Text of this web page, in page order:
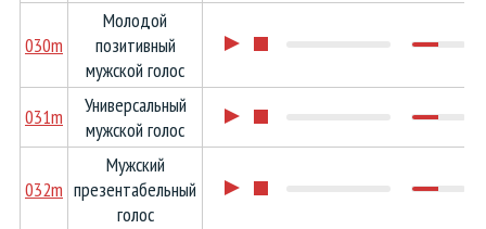
030m
Молодой
позитивный
мужской голос
031m
Универсальный
мужской голос
032m
Мужский
презентабельный
голос